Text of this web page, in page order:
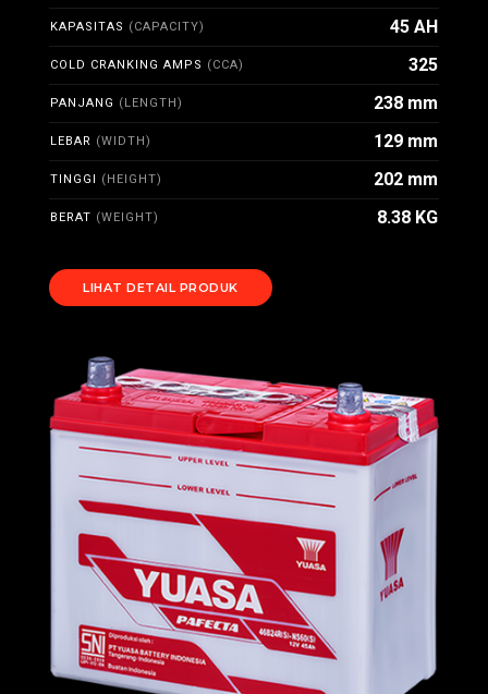
KAPASITAS (CAPACITY) 45 AH
COLD CRANKING AMPS (CCA) 325
PANJANG (LENGTH) 238 mm
LEBAR (WIDTH) 129 mm
TINGGI (HEIGHT) 202 mm
BERAT (WEIGHT) 8.38 KG
LIHAT DETAIL PRODUK